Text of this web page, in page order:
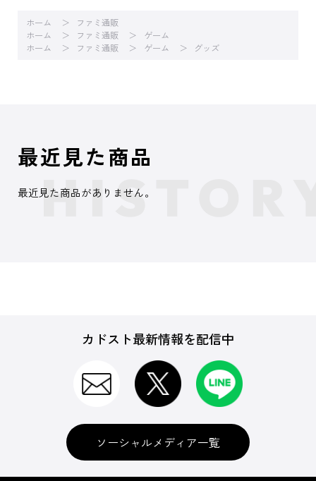
ホーム
ファミ通販
ホーム
ファミ通販
ゲーム
ホーム
ファミ通販 ゲーム グッズ
最近見た商品
最近見た商品がありません。
カドスト最新情報を配信中
ソーシャルメディア一覧